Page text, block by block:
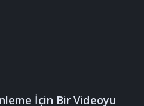
İçin Bir Videoyu